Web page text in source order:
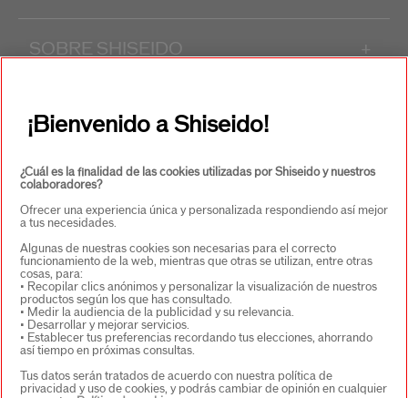
SOBRE SHISEIDO +
CONTACTO +
SELECCIONA PAÍS/REGIÓN
¡Bienvenido a Shiseido!
¿Cuál es la finalidad de las cookies utilizadas por Shiseido y nuestros
colaboradores?
Ofrecer una experiencia única y personalizada respondiendo así mejor
a tus necesidades.
Algunas de nuestras cookies son necesarias para el correcto
funcionamiento de la web, mientras que otras se utilizan, entre otras
cosas, para:
• Recopilar clics anónimos y personalizar la visualización de nuestros
productos según los que has consultado.
• Medir la audiencia de la publicidad y su relevancia.
• Desarrollar y mejorar servicios.
• Establecer tus preferencias recordando tus elecciones, ahorrando
así tiempo en próximas consultas.
Tus datos serán tratados de acuerdo con nuestra política de
privacidad y uso de cookies, y podrás cambiar de opinión en cualquier